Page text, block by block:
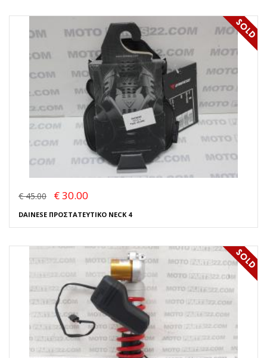
€ 45.00 € 30.00
DAINESE ΠΡΟΣΤΑΤΕΥΤΙΚΟ NECK 4